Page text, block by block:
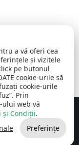
rezervate
SRL
a vă oferi cea
și vizitele
pe butonul
cookie-urile să
cookie-urile
Prin
web vă
și Condiții.
Preferințe